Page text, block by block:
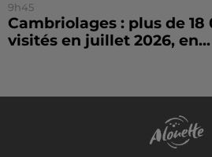
9h45
Cambriolages : plus de
visités en juillet 2026, en...